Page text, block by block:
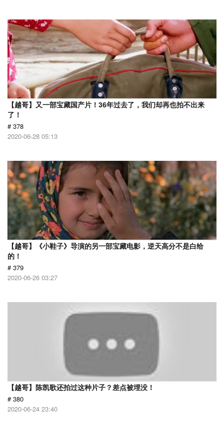
【越哥】又一部宝藏国产片！36年过去了，我们却再也拍不出来
了！
# 378
2020-06-28 05:13
【越哥】《小鞋子》导演的另一部宝藏电影，逆天高分不是白给
的！
# 379
2020-06-26 03:27
【越哥】陈凯歌还拍过这种片子？差点被埋没！
# 380
2020-06-24 23:40